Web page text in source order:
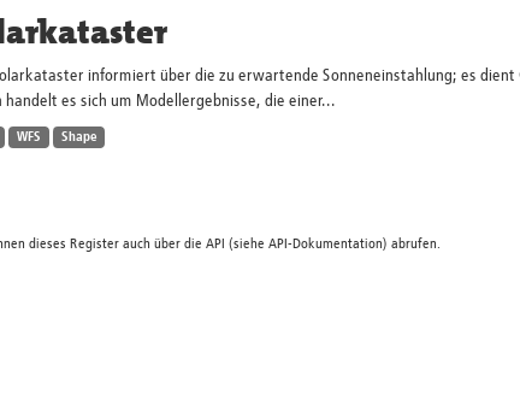
informiert über die zu erwartende Sonneneinstahlung; es
handelt es sich um Modellergebnisse, die einer...
WFS Shape
dieses Register auch über die API (siehe API-Dokumentation) abrufen.